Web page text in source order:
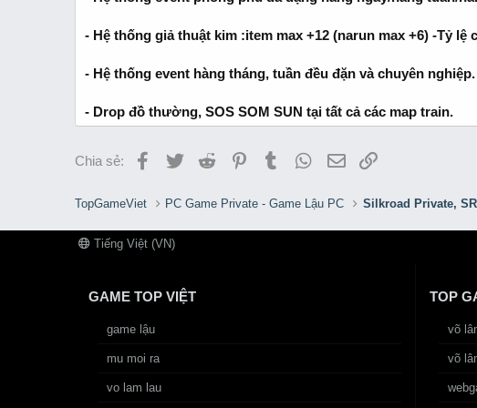
- Hệ thống giả thuật kim :item max +12 (narun max +6) -Tỷ lệ
- Hệ thống event hàng tháng, tuần đều đặn và chuyên nghiệp.
- Drop đồ thường, SOS SOM SUN tại tất cả các map train.
Chia sẻ: Facebook
TwitterReddit PinterestTumblr WhatsApp
EmailLink
TopGameViet PC Game Private - Game Lậu PC Silkroad Private,
Tiếng Việt (VN)
GAME TOP VIỆT
game lậu
mu moi ra
vo lam lau
TOP
võ
võ